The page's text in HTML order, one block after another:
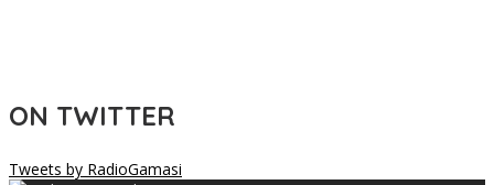
ON TWITTER
Tweets by RadioGamasi